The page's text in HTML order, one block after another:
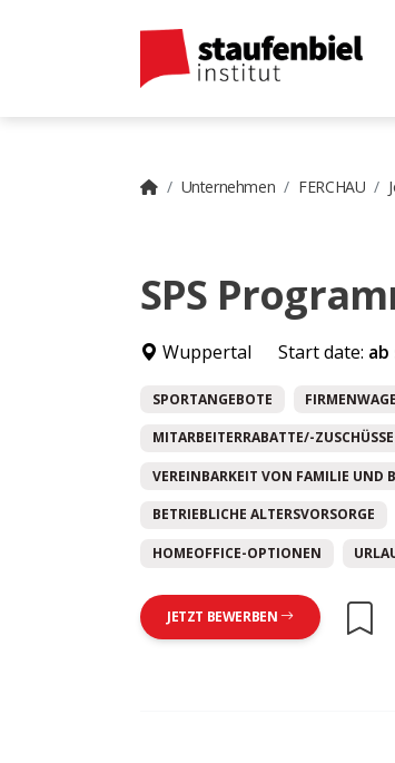
Unternehmen FERCHAU
SPS
Wuppertal Start date:
SPORTANGEBOTE
MITARBEITERRABATTE/-ZUSCHÜSSE
VEREINBARKEIT VON FAMILIE UND
BETRIEBLICHE ALTERSVORSORGE
HOMEOFFICE-OPTIONEN
JETZT BEWERBEN